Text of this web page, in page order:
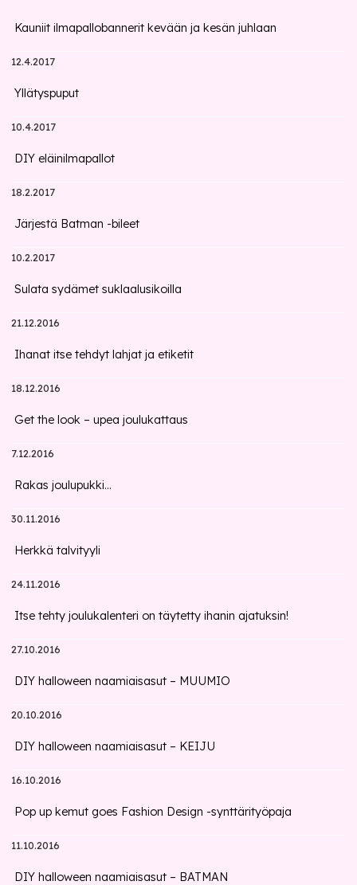
Kauniit ilmapallobannerit kevään ja kesän juhlaan
12.4.2017
Yllätyspuput
10.4.2017
DIY eläinilmapallot
18.2.2017
Järjestä Batman -bileet
10.2.2017
Sulata sydämet suklaalusikoilla
21.12.2016
Ihanat itse tehdyt lahjat ja etiketit
18.12.2016
Get the look – upea joulukattaus
7.12.2016
Rakas joulupukki...
30.11.2016
Herkkä talvityyli
24.11.2016
Itse tehty joulukalenteri on täytetty ihanin ajatuksin!
27.10.2016
DIY halloween naamiaisasut – MUUMIO
20.10.2016
DIY halloween naamiaisasut – KEIJU
16.10.2016
Pop up kemut goes Fashion Design -synttärityöpaja
11.10.2016
DIY halloween naamiaisasut – BATMAN